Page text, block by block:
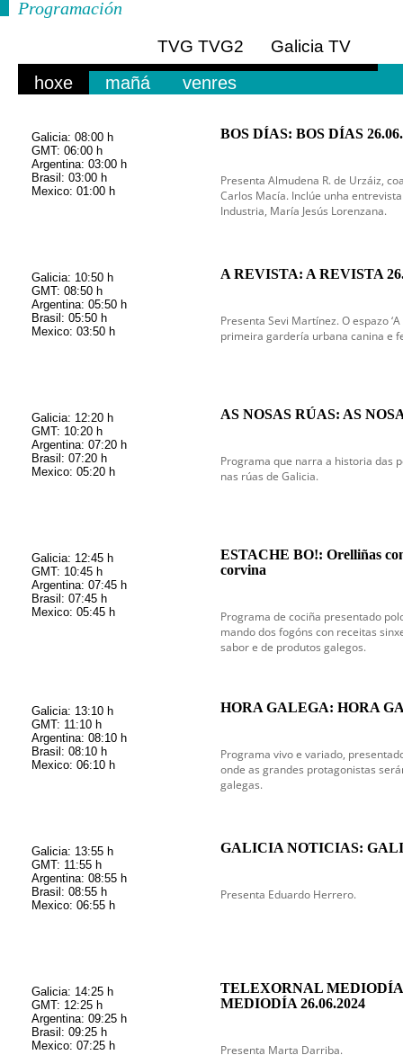
Programación
TVG TVG2
Galicia TV
hoxe mañá venres
Galicia: 08:00 h
GMT: 06:00 h
Argentina: 03:00 h
Brasil: 03:00 h
Mexico: 01:00 h
BOS DÍAS: BOS DÍAS
Presenta Almudena R. de Urzáiz,
Carlos Macía. Inclúe unha
Industria, María Jesús Lorenzana.
Galicia: 10:50 h
GMT: 08:50 h
Argentina: 05:50 h
Brasil: 05:50 h
Mexico: 03:50 h
A REVISTA: A REVISTA
Presenta Sevi Martínez. O espazo
primeira gardería urbana canina e
Galicia: 12:20 h
GMT: 10:20 h
Argentina: 07:20 h
Brasil: 07:20 h
Mexico: 05:20 h
AS NOSAS RÚAS: AS
Programa que narra a historia das
nas rúas de Galicia.
Galicia: 12:45 h
GMT: 10:45 h
Argentina: 07:45 h
Brasil: 07:45 h
Mexico: 05:45 h
ESTACHE BO!: Orelliñas
corvina
Programa de cociña presentado
mando dos fogóns con receitas
sabor e de produtos galegos.
Galicia: 13:10 h
GMT: 11:10 h
Argentina: 08:10 h
Brasil: 08:10 h
Mexico: 06:10 h
HORA GALEGA: HORA
Programa vivo e variado,
onde as grandes protagonistas
galegas.
Galicia: 13:55 h
GMT: 11:55 h
Argentina: 08:55 h
Brasil: 08:55 h
Mexico: 06:55 h
GALICIA NOTICIAS:
Presenta Eduardo Herrero.
Galicia: 14:25 h
GMT: 12:25 h
Argentina: 09:25 h
Brasil: 09:25 h
Mexico: 07:25 h
TELEXORNAL
MEDIODÍA 26.06.2024
Presenta Marta Darriba.